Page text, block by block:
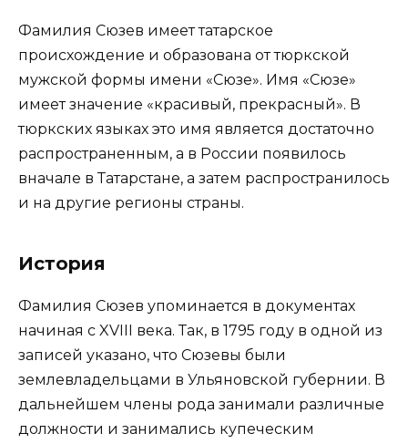
Фамилия Сюзев имеет татарское
происхождение и образована от тюркской
мужской формы имени «Сюзе». Имя «Сюзе»
имеет значение «красивый, прекрасный». В
тюркских языках это имя является достаточно
распространенным, а в России появилось
вначале в Татарстане, а затем распространилось
и на другие регионы страны.
История
Фамилия Сюзев упоминается в документах
начиная с XVIII века. Так, в 1795 году в одной из
записей указано, что Сюзевы были
землевладельцами в Ульяновской губернии. В
дальнейшем члены рода занимали различные
должности и занимались купеческим